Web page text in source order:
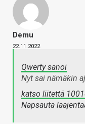
Demu
22.11.2022
Qwerty sanoi
Nyt sai nämäkin
katso liitettä
Napsauta